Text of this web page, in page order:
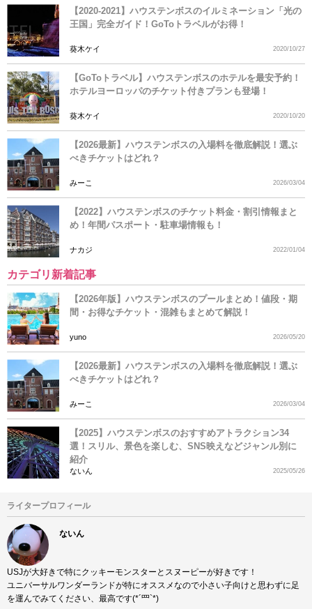
【2020-2021】ハウステンボスのイルミネーション「光の
王国」完全ガイド！GoToトラベルがお得！
葵木ケイ 2020/10/27
【GoToトラベル】ハウステンボスのホテルを最安予約！
ホテルヨーロッパのチケット付きプランも登場！
葵木ケイ 2020/10/20
【2026最新】ハウステンボスの入場料を徹底解説！選ぶ
べきチケットはどれ？
みーこ 2026/03/04
【2022】ハウステンボスのチケット料金・割引情報まと
め！年間パスポート・駐車場情報も！
ナカジ 2022/01/04
カテゴリ新着記事
【2026年版】ハウステンボスのプールまとめ！値段・期
間・お得なチケット・混雑もまとめて解説！
yuno 2026/05/20
【2026最新】ハウステンボスの入場料を徹底解説！選ぶ
べきチケットはどれ？
みーこ 2026/03/04
【2025】ハウステンボスのおすすめアトラクション34
選！スリル、景色を楽しむ、SNS映えなどジャンル別に
紹介
ないん 2025/05/26
ライタープロフィール
ないん
USJが大好きで特にクッキーモンスターとスヌーピーが好きです！
ユニバーサルワンダーランドが特にオススメなので小さい子向けと思わずに足
を運んでみてください、最高です(*´罒`*)